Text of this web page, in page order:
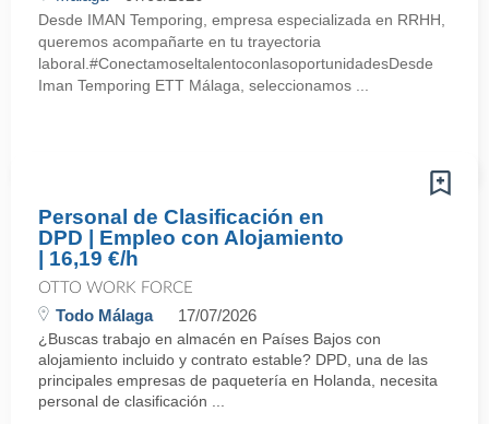
Desde IMAN Temporing, empresa especializada en RRHH,
queremos acompañarte en tu trayectoria
laboral.#ConectamoseltalentoconlasoportunidadesDesde
Iman Temporing ETT Málaga, seleccionamos ...
Personal de Clasificación en
DPD | Empleo con Alojamiento
| 16,19 €/h
OTTO WORK FORCE
Todo Málaga 17/07/2026
¿Buscas trabajo en almacén en Países Bajos con
alojamiento incluido y contrato estable? DPD, una de las
principales empresas de paquetería en Holanda, necesita
personal de clasificación ...